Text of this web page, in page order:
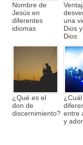
Nombre de
Jesús en
diferentes
idiomas
una
Dios
Dios
¿Qué es el
don de
discernimiento? entre
y